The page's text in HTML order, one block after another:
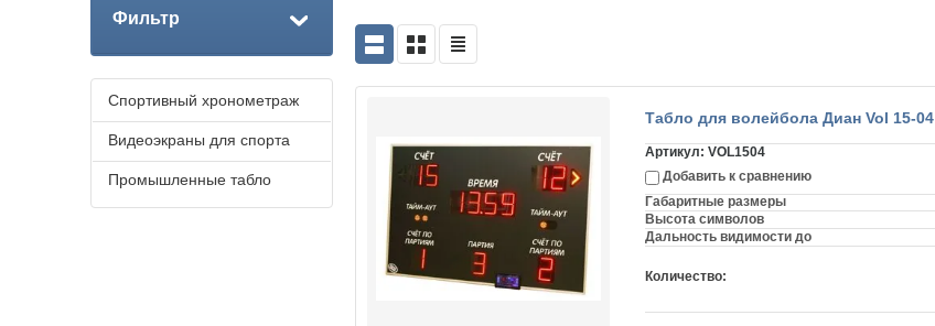
Табло для волейбола Диан Vol 15-04
Артикул: VOL1504
Добавить к сравнению
Габаритные размеры
Высота символов
Дальность видимости до
Количество:
Фильтр
Спортивный хронометраж
Видеоэкраны для спорта
Промышленные табло